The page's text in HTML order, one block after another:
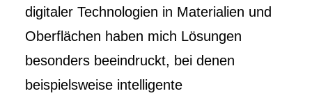
digitaler Technologien in Materialien und
Oberflächen haben mich Lösungen
besonders beeindruckt, bei denen
beispielsweise intelligente